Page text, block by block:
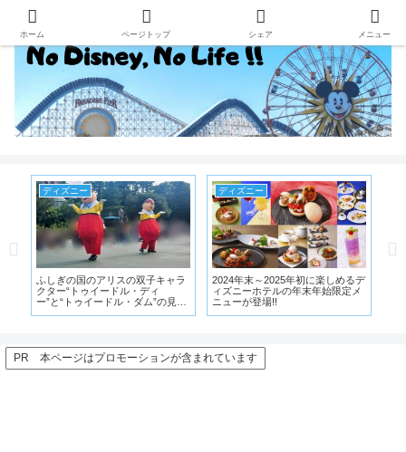
に楽しめるデ
年始限定メ
ディズニー
ディズニーの休園はいつまで?延
長が決まり再開は5月中旬に判断!
チケット・ホテル予約への払い戻
ディズニー
ディズニーランド・シーのATM
場所!現金が必要になる時もある
PR 本ページはプロモーションが含まれています
ホーム ページトップ シェア メニュー